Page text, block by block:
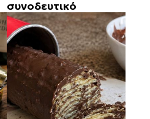
συνοδευτικό